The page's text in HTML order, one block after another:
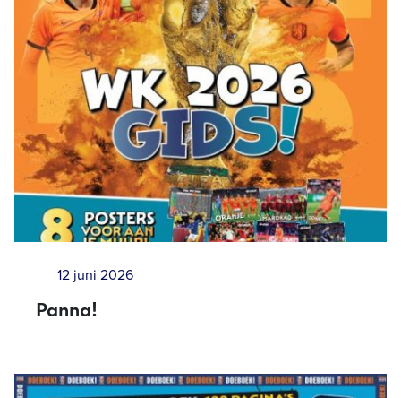
12 juni 2026
Panna!